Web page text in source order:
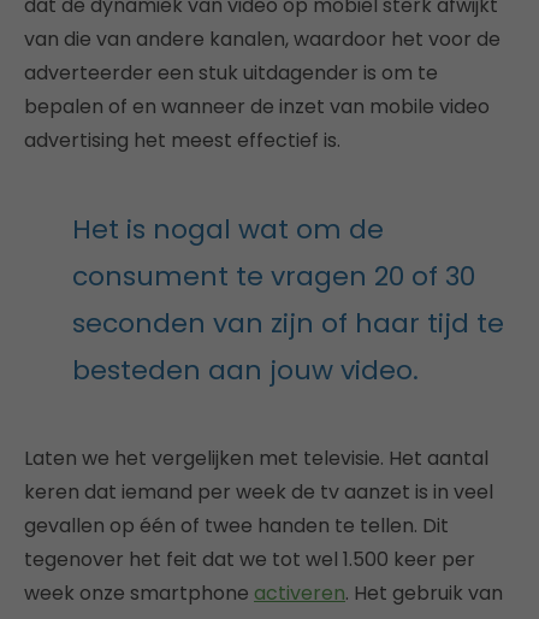
van die van andere kanalen, waardoor het voor de
adverteerder een stuk uitdagender is om te
bepalen of en wanneer de inzet van mobile video
advertising het meest effectief is.
Het is nogal wat om de
consument te vragen 20 of 30
seconden van zijn of haar tijd te
besteden aan jouw video.
Laten we het vergelijken met televisie. Het aantal
keren dat iemand per week de tv aanzet is in veel
gevallen op één of twee handen te tellen. Dit
tegenover het feit dat we tot wel 1.500 keer per
week onze smartphone activeren. Het gebruik van